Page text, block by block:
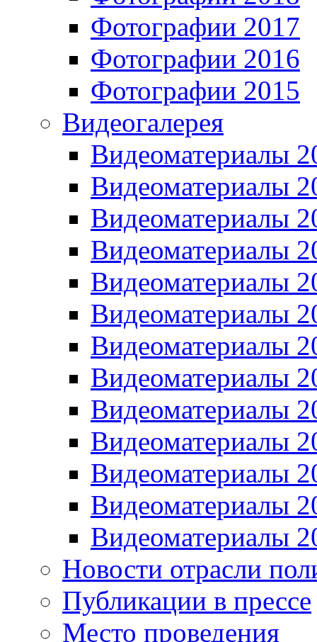
Фотографии 2017
Фотографии 2016
Фотографии 2015
Видеогалерея
Видеоматериалы
Видеоматериалы
Видеоматериалы
Видеоматериалы
Видеоматериалы
Видеоматериалы
Видеоматериалы
Видеоматериалы
Видеоматериалы
Видеоматериалы
Видеоматериалы
Видеоматериалы
Видеоматериалы
Новости отрасли
Публикации в прессе
Место проведения